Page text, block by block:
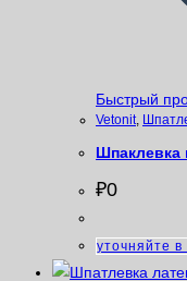
Быстрый
Vetonit,
Шпаклевка
₽0
уточняйте в